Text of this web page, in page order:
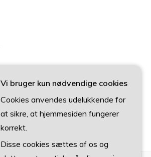
Vi bruger kun nødvendige cookies
Cookies anvendes udelukkende for
at sikre, at hjemmesiden fungerer
korrekt.
Disse cookies sættes af os og